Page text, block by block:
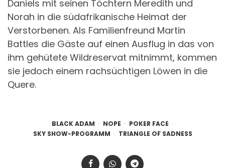
Daniels mit seinen Töchtern Meredith und
Norah in die südafrikanische Heimat der
Verstorbenen. Als Familienfreund Martin
Battles die Gäste auf einen Ausflug in das von
ihm gehütete Wildreservat mitnimmt, kommen
sie jedoch einem rachsüchtigen Löwen in die
Quere.
BLACK ADAM NOPE
POKER FACE
SKY SHOW-PROGRAMM
TRIANGLE OF SADNESS